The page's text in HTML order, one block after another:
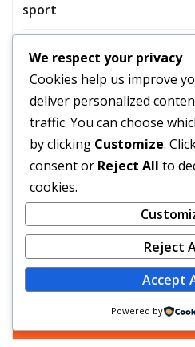
sport
Tier
Uncategorized
Unterhaltung
Wirtschaft
Wissenschaft
YOU MAY HAVE
We respect your privacy
Cookies help us improve
deliver personalized
traffic. You can choose
by clicking Customize.
consent or Reject All to
cookies.
Reject
Accept
Powered by